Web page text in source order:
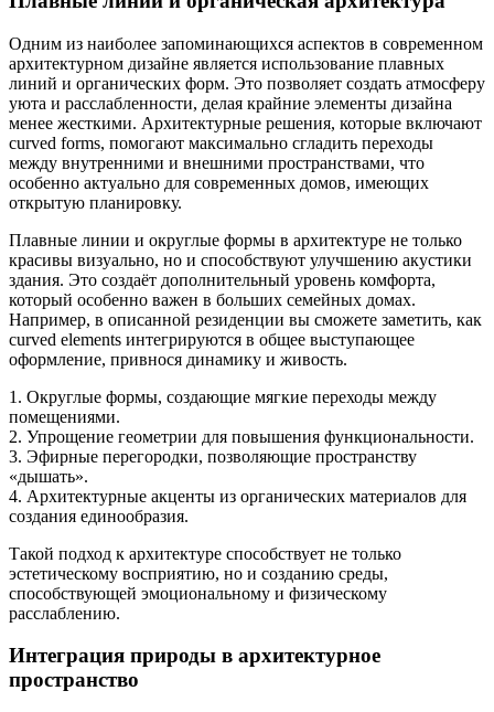
Одним из наиболее запоминающихся аспектов в современном
архитектурном дизайне является использование плавных
линий и органических форм. Это позволяет создать атмосферу
уюта и расслабленности, делая крайние элементы дизайна
менее жесткими. Архитектурные решения, которые включают
curved forms, помогают максимально сгладить переходы
между внутренними и внешними пространствами, что
особенно актуально для современных домов, имеющих
открытую планировку.
Плавные линии и округлые формы в архитектуре не только
красивы визуально, но и способствуют улучшению акустики
здания. Это создаёт дополнительный уровень комфорта,
который особенно важен в больших семейных домах.
Например, в описанной резиденции вы сможете заметить, как
curved elements интегрируются в общее выступающее
оформление, привнося динамику и живость.
1. Округлые формы, создающие мягкие переходы между
помещениями.
2. Упрощение геометрии для повышения функциональности.
3. Эфирные перегородки, позволяющие пространству
«дышать».
4. Архитектурные акценты из органических материалов для
создания единообразия.
Такой подход к архитектуре способствует не только
эстетическому восприятию, но и созданию среды,
способствующей эмоциональному и физическому
расслаблению.
Интеграция природы в архитектурное
пространство